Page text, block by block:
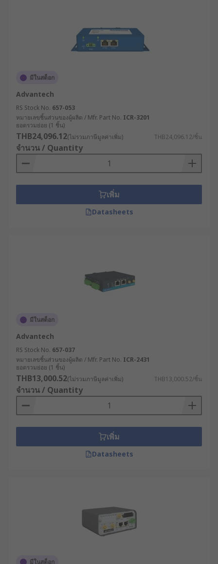
เช่น VPN, Firewall, การเข้ารหัสข้อมูล หรือ
ระบบตรวจจับและป้องกันการบุกรุก
ระบบของคุณใช้โปรโตคอลเฉพาะทาง
UA ควรเลือกโมเด็ม WiFi ที่รองรับหรือสามารถ
ปรับแต่งให้ทำงานร่วมกันได้
คำนึงถึงความง่ายในการบริหารจัดการ :
พิจารณาว่าเราเตอร์มีระบบบริหารจัดการที่ใช้
งานง่ายหรือไม่ สามารถจัดการผ่านเว็บอินเท
อร์เฟซหรือซอฟต์แวร์จัดการแบบรวมศูนย์ได้หรือ
ไม่
ประเมินความคุ้มค่าในระยะยาว : นอกจากราคา
ซื้อแล้ว ควรพิจารณาต้นทุนการใช้งานตลอดอายุ
การใช้งาน (TCO) ซึ่งรวมถึงค่าบำรุงรักษา, การ
ยนต์ชั้นนำใช้เราเตอร์ 4G พร้อมระบบ VPN เพื่อ
อุตสาหกรรมเข้ากับระบบ MES (Manufacturing
Execution System) ทำให้สามารถติดตามและ
ควบคุมกระบวนการผลิตได้แบบเรียลไทม์ แม้ใน
จุดที่การเดินสายเคเบิลทำได้ยาก
พลังงานและสาธารณูปโภค : บริษัทผลิตไฟฟ้าใช้
เราเตอร์ความเร็วสูงที่มีระบบ Dual SIM เพื่อ
เชื่อมต่อกับกังหันลมที่ตั้งอยู่ในพื้นที่ห่างไกล ช่วย
ให้วิศวกรสามารถตรวจสอบประสิทธิภาพการ
ทำงานและทำการบำรุงรักษาเชิงป้องกันได้โดย
ไม่ต้องเดินทางไปยังสถานที่จริง
เกษตรกรรมสมัยใหม่ : ฟาร์มอัจฉริยะใช้เราเตอร์
กระจายสัญญาณ WiFi เพื่อเชื่อมต่อกับเซ็นเซอร์ที่
มีในสต็อก
Advantech
RS Stock No. 657-053
หมายเลขชิ้นส่วนของผู้ผลิต / Mfr. Part No. ICR-3201
ยอดรวมย่อย (1 ชิ้น)
THB24,096.12(ไม่รวมภาษีมูลค่าเพิ่ม) THB24,096.12/ชิ้น
จำนวน / Quantity
เพิ่ม
Datasheets
มีในสต็อก
Advantech
RS Stock No. 657-037
หมายเลขชิ้นส่วนของผู้ผลิต / Mfr. Part No. ICR-2431
ยอดรวมย่อย (1 ชิ้น)
THB13,000.52(ไม่รวมภาษีมูลค่าเพิ่ม) THB13,000.52/ชิ้น
จำนวน / Quantity
เพิ่ม
Datasheets
มีในสต็อก